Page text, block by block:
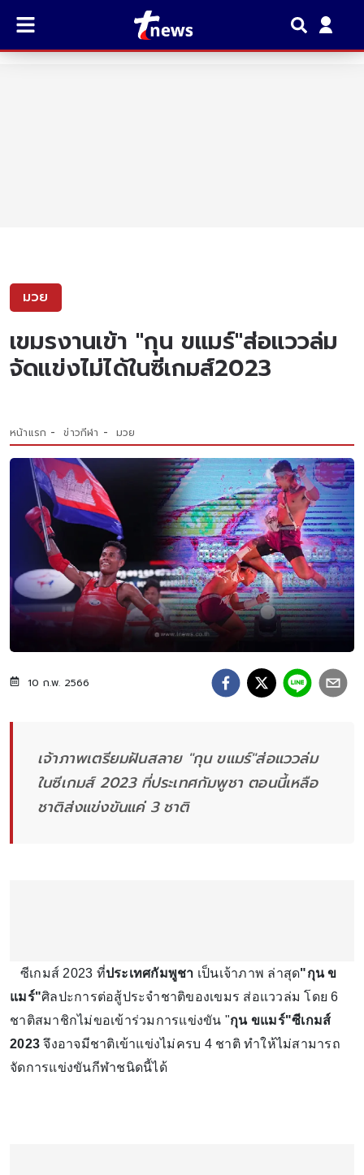
มวย
เขมรงานเข้า "กุน ขแมร์"ส่อแววล่ม
จัดแข่งไม่ได้ในซีเกมส์2023
หน้าแรก ข่าวกีฬา มวย
10 ก.พ. 2566
เจ้าภาพเตรียมฝันสลาย "กุน ขแมร์"ส่อแววล่ม
ในซีเกมส์ 2023 ที่ประเทศกัมพูชา ตอนนี้เหลือ
ชาติส่งแข่งขันแค่ 3 ชาติ
ซีเกมส์ 2023 ที่ประเทศกัมพูชา เป็นเจ้าภาพ ล่าสุด"กุน ข
แมร์"ศิลปะการต่อสู้ประจำชาติของเขมร ส่อแววล่ม โดย 6
ชาติสมาชิกไม่ขอเข้าร่วมการแข่งขัน "กุน ขแมร์"ซีเกมส์
2023จึงอาจมีชาติเข้าแข่งไม่ครบ 4 ชาติ ทำให้ไม่สามารถ
จัดการแข่งขันกีฬาชนิดนี้ได้